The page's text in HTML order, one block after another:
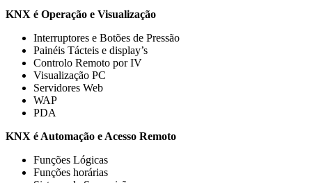
KNX é Operação e Visualização
Interruptores e Botões de Pressão
Painéis Tácteis e display’s
Controlo Remoto por IV
Visualização PC
Servidores Web
WAP
PDA
KNX é Automação e Acesso Remoto
Funções Lógicas
Funções horárias